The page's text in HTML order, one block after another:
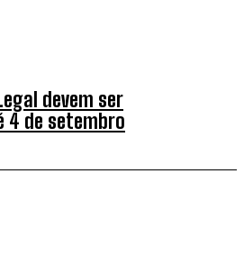
devem ser
4 de setembro